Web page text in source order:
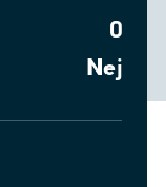
0
Nej